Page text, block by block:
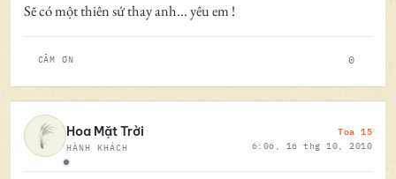
Sẽ có một thiên sứ thay anh... yêu em !
CẢM ƠN 0
Ngoại tuyến
Hoa Mặt Trời
HÀNH KHÁCH
Toa 15
6:06, 16 thg 10, 2010